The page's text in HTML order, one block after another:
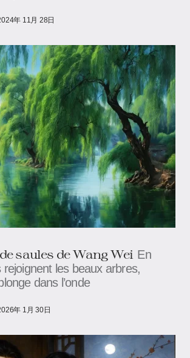
年 11月 28日
saules de Wang Wei En
rejoignent les beaux arbres,
dans l’onde
年 1月 30日